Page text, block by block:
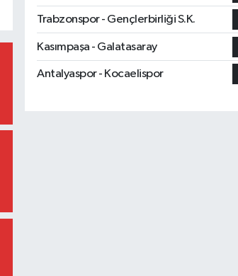
Trabzonspor - Gençlerbirliği S.K.
Kasımpaşa - Galatasaray
Antalyaspor - Kocaelispor